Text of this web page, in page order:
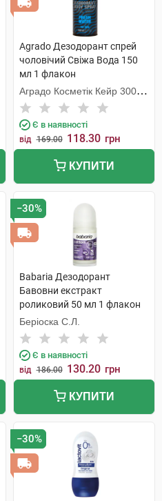
Agrado Дезодорант спрей
чоловічий Свіжа Вода 150
мл 1 флакон
Аградо Косметік Кейр 3000
С.Л.У.
Є в наявності
від 169.00 118.30 грн
КУПИТИ
−30%
Babaria Дезодорант
Бавовни екстракт
роликовий 50 мл 1 флакон
Беріоска С.Л.
Є в наявності
від 186.00 130.20 грн
КУПИТИ
−30%